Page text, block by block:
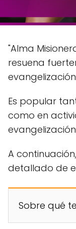
"Alma
resuena
Es popular
como en
A
detallado de
Sobre qué